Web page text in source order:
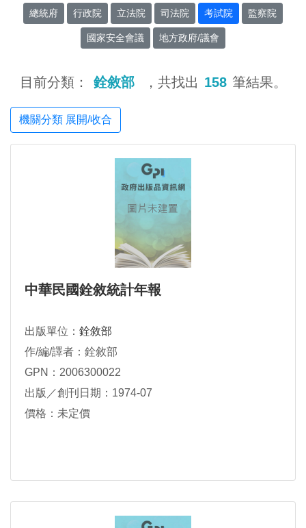
總統府 行政院 立法院 司法院 考試院 監察院
國家安全會議 地方政府/議會
目前分類： 銓敘部 ，共找出 158 筆結果。
機關分類 展開/收合
中華民國銓敘統計年報
出版單位： 銓敘部
作/編/譯者：銓敘部
GPN：2006300022
出版／創刊日期：1974-07
價格：未定價